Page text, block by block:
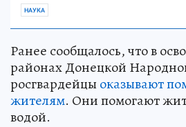
НАУКА
Ранее сообщалось, что в
районах Донецкой
росгвардейцы оказывают
жителям. Они помогают
водой.